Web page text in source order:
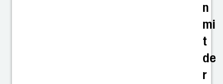
n
mi
t
de
r